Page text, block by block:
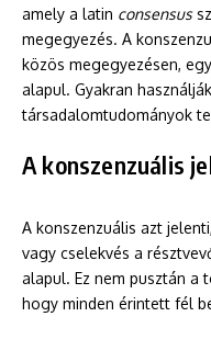
amely a latin consensus
megegyezés. A
közös megegyezésen,
alapul. Gyakran
társadalomtudományok
A konszenzuális
A konszenzuális azt
vagy cselekvés a
alapul. Ez nem pusztán a
hogy minden érintett fél